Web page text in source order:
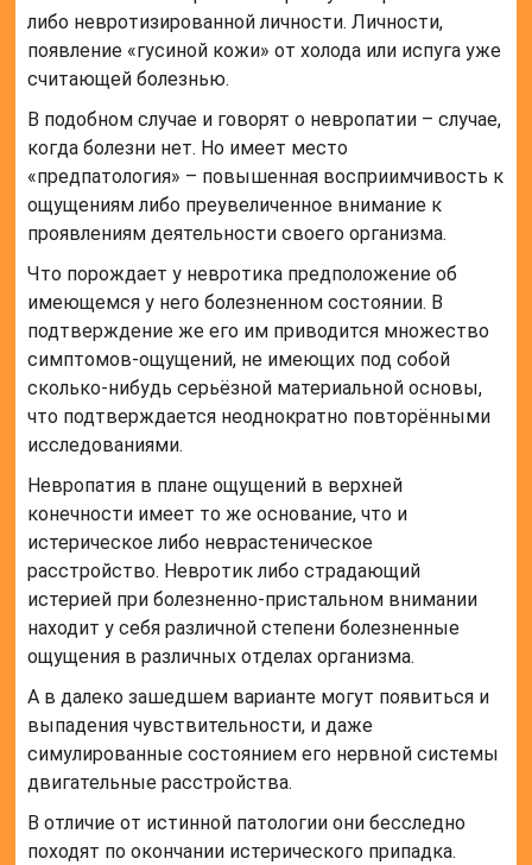
либо невротизированной личности. Личности,
появление «гусиной кожи» от холода или испуга уже
считающей болезнью.
В подобном случае и говорят о невропатии – случае,
когда болезни нет. Но имеет место
«предпатология» – повышенная восприимчивость к
ощущениям либо преувеличенное внимание к
проявлениям деятельности своего организма.
Что порождает у невротика предположение об
имеющемся у него болезненном состоянии. В
подтверждение же его им приводится множество
симптомов-ощущений, не имеющих под собой
сколько-нибудь серьёзной материальной основы,
что подтверждается неоднократно повторёнными
исследованиями.
Невропатия в плане ощущений в верхней
конечности имеет то же основание, что и
истерическое либо неврастеническое
расстройство. Невротик либо страдающий
истерией при болезненно-пристальном внимании
находит у себя различной степени болезненные
ощущения в различных отделах организма.
А в далеко зашедшем варианте могут появиться и
выпадения чувствительности, и даже
симулированные состоянием его нервной системы
двигательные расстройства.
В отличие от истинной патологии они бесследно
походят по окончании истерического припадка.